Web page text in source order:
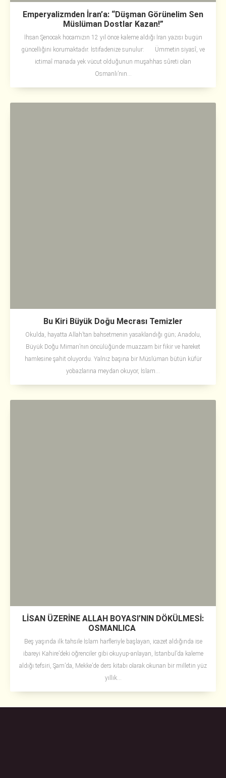
Emperyalizmden İran’a: “Düşman Görünelim Sen
Müslüman Dostlar Kazan!”
İhsan Şenocak hocamızın 12 yıl önce kaleme aldığı İran yazısı bugün
güncelliğini korumaktadır. İstifadenize sunulur: Ümmetin siyasî, ve
ictimaî manada yek vücut olduğunun muşahhas sûreti olan
Osmanlı’nın...
Bu Kiri Büyük Doğu Mecrası Temizler
Okulda, hayatta Allah’tan bahsetmenin yasaklandığı gün; Anadolu,
Büyük Doğu Mimarı’nın öncülüğünde muazzam bir fikir ve hareket
hamlesine şahit oluyordu. Yalnız başına bir Müslüman bütün küfür
yobazlarına meydan okuyor, İslam...
LİSAN ÜZERİNE ALLAH BOYASI’NIN DÖKÜLMESİ:
OSMANLICA
Beş yaşında ilk tahsile İslam harfleriyle başlayan, icazet aldığında ise
ibareyi Kahire’deki öğrenciler gibi okuyup-anlayan, İstanbul’da kaleme
aldığı tefsiri, Şam’da, Mekke’de ders kitabı olarak okunan bir milletin yüz
yıllık...